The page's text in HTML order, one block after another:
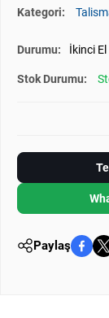
Kategori:
Durumu: İkinci El
Stok Durumu:
Paylaş